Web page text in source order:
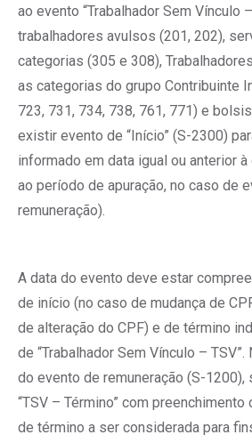
ao evento “Trabalhador Sem Vínculo
trabalhadores avulsos (201, 202),
categorias (305 e 308),
as categorias do grupo Contribuinte
723, 731, 734, 738, 761, 771) e
existir evento de “Início” (S-2300)
informado em data igual ou anterior
ao período de apuração, no caso de
remuneração).
A data do evento deve estar
de início (no caso de mudança de
de alteração do CPF) e de término
de “Trabalhador Sem Vínculo –
do evento de remuneração (S-
“TSV – Término” com preenchimento
de término a ser considerada para